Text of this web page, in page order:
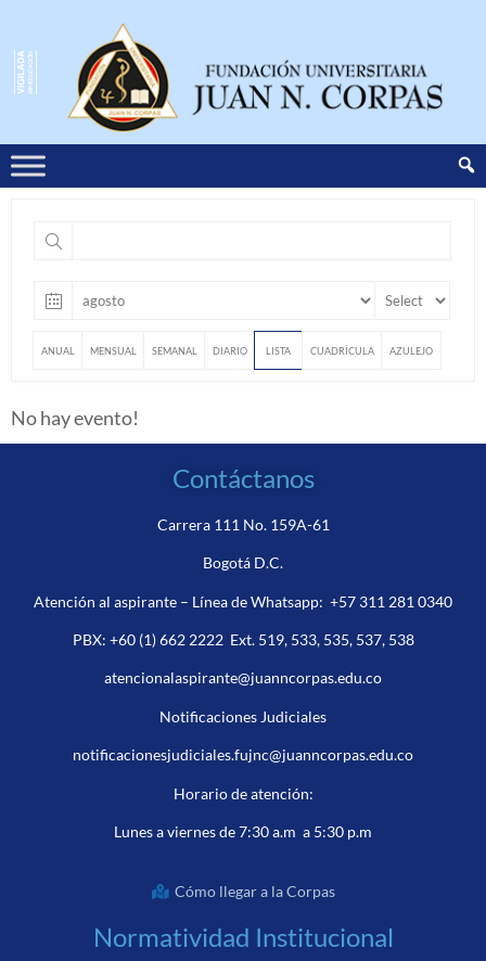
ANUAL MENSUAL SEMANAL DIARIO LISTA CUADRÍCULA AZULEJO
No hay evento!
Contáctanos
Carrera 111 No. 159A-61
Bogotá D.C.
Atención al aspirante – Línea de Whatsapp: +57 311 281 0340
PBX: +60 (1) 662 2222Ext. 519, 533, 535, 537, 538
atencionalaspirante@juanncorpas.edu.co
Notificaciones Judiciales
notificacionesjudiciales.fujnc@juanncorpas.edu.co
Horario de atención:
Lunes a viernes de 7:30 a.m a 5:30 p.m
Cómo llegar a la Corpas
Normatividad Institucional